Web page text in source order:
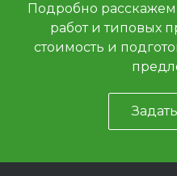
Подробно расскажем
работ и типовых
стоимость и